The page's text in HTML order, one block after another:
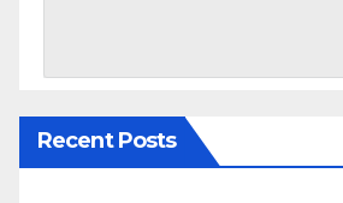
Recent Posts